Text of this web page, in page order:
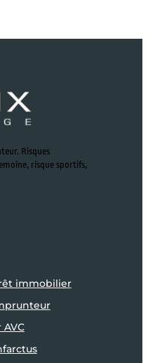
Risques
risque sportifs,
immobilier